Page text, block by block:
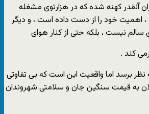
آنقدر کهنه شده که در هزارتوی مشغله
اهمیت خود را از دست داده است ، و دیگر
سالم نیست ، بلکه حتی از کنار هوای
کند .
برسد اما واقعیت این است که بی تفاوتی
به قیمت سنگین جان و سلامتی شهروندان